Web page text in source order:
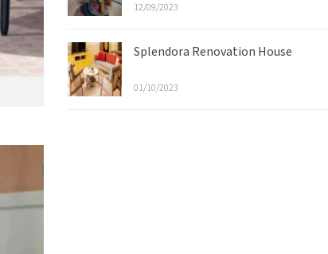
12/09/2023
Splendora Renovation House
01/10/2023